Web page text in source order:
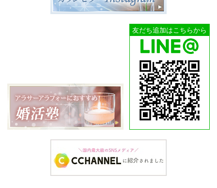
友だち追加はこちらから